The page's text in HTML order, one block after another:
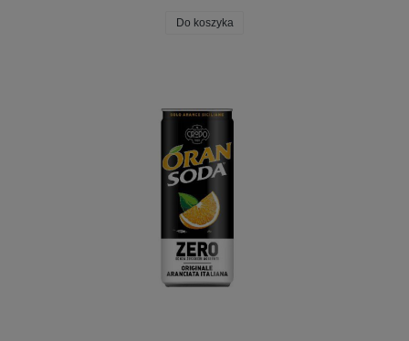
Do koszyka